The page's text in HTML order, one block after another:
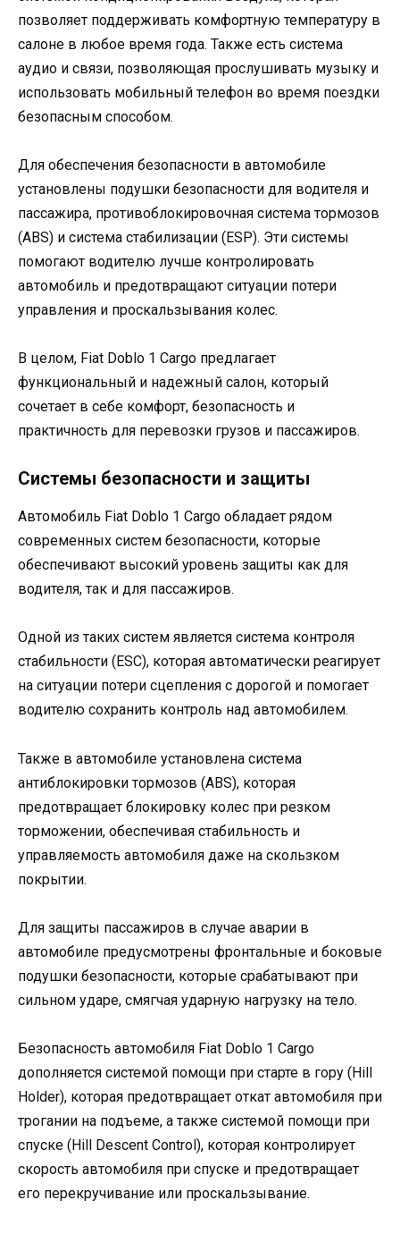
позволяет поддерживать комфортную температуру в
салоне в любое время года. Также есть система
аудио и связи, позволяющая прослушивать музыку и
использовать мобильный телефон во время поездки
безопасным способом.
Для обеспечения безопасности в автомобиле
установлены подушки безопасности для водителя и
пассажира, противоблокировочная система тормозов
(ABS) и система стабилизации (ESP). Эти системы
помогают водителю лучше контролировать
автомобиль и предотвращают ситуации потери
управления и проскальзывания колес.
В целом, Fiat Doblo 1 Cargo предлагает
функциональный и надежный салон, который
сочетает в себе комфорт, безопасность и
практичность для перевозки грузов и пассажиров.
Системы безопасности и защиты
Автомобиль Fiat Doblo 1 Cargo обладает рядом
современных систем безопасности, которые
обеспечивают высокий уровень защиты как для
водителя, так и для пассажиров.
Одной из таких систем является система контроля
стабильности (ESC), которая автоматически реагирует
на ситуации потери сцепления с дорогой и помогает
водителю сохранить контроль над автомобилем.
Также в автомобиле установлена система
антиблокировки тормозов (ABS), которая
предотвращает блокировку колес при резком
торможении, обеспечивая стабильность и
управляемость автомобиля даже на скользком
покрытии.
Для защиты пассажиров в случае аварии в
автомобиле предусмотрены фронтальные и боковые
подушки безопасности, которые срабатывают при
сильном ударе, смягчая ударную нагрузку на тело.
Безопасность автомобиля Fiat Doblo 1 Cargo
дополняется системой помощи при старте в гору (Hill
Holder), которая предотвращает откат автомобиля при
трогании на подъеме, а также системой помощи при
спуске (Hill Descent Control), которая контролирует
скорость автомобиля при спуске и предотвращает
его перекручивание или проскальзывание.